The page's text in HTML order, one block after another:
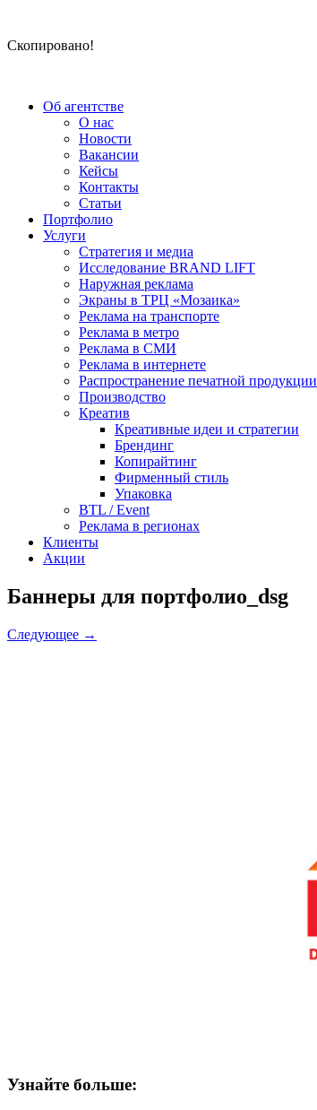
Скопировано!
Об агентстве
О нас
Новости
Вакансии
Кейсы
Контакты
Статьи
Портфолио
Услуги
Стратегия и медиа
Исследование BRAND LIFT
Наружная реклама
Экраны в ТРЦ «Мозаика»
Реклама на транспорте
Реклама в метро
Реклама в СМИ
Реклама в интернете
Распространение печатной продукции
Производство
Креатив
Креативные идеи и стратегии
Брендинг
Копирайтинг
Фирменный стиль
Упаковка
BTL / Event
Реклама в регионах
Клиенты
Акции
Баннеры для портфолио_dsg
Следующее →
Узнайте больше: